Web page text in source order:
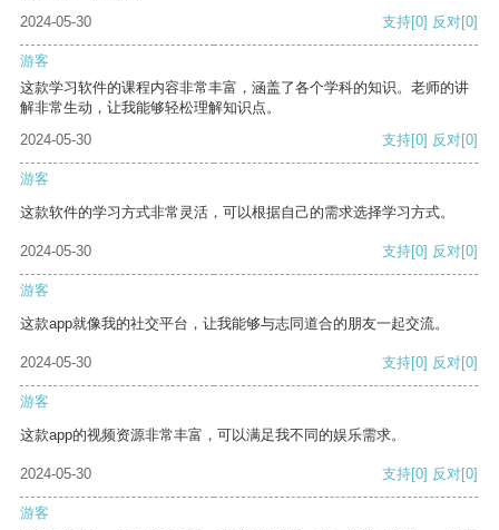
2024-05-30
支持[0] 反对[0]
游客
这款学习软件的课程内容非常丰富，涵盖了各个学科的知识。老师的讲
解非常生动，让我能够轻松理解知识点。
2024-05-30
支持[0] 反对[0]
游客
这款软件的学习方式非常灵活，可以根据自己的需求选择学习方式。
2024-05-30 支持[0] 反对[0]
游客
这款app就像我的社交平台，让我能够与志同道合的朋友一起交流。
2024-05-30 支持[0] 反对[0]
游客
这款app的视频资源非常丰富，可以满足我不同的娱乐需求。
2024-05-30 支持[0] 反对[0]
游客